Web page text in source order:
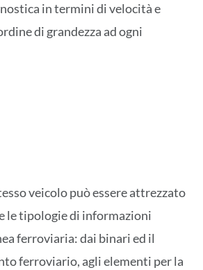
in termini di velocità e
di grandezza ad ogni
veicolo può essere attrezzato
le tipologie di informazioni
ferroviaria: dai binari ed il
ferroviario, agli elementi per la